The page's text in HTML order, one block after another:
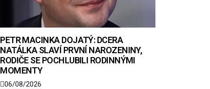
PETR MACINKA DOJATÝ: DCERA
NATÁLKA SLAVÍ PRVNÍ NAROZENINY,
RODIČE SE POCHLUBILI RODINNÝMI
MOMENTY
06/08/2026